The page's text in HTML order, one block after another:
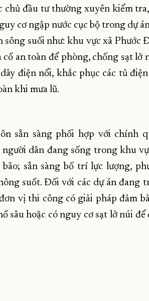
chủ đầu tư thường xuyên kiểm
cơ ngập nước cục bộ trong dự
sông suối như: khu vực xã Phước
an toàn để phòng, chống sạt lở
điện nổi, khắc phục các tủ
khi mưa lũ.
sẵn sàng phối hợp với chính
dân đang sống trong khu
sẵn sàng bố trí lực lượng,
suốt. Đối với các dự án đang
vị thi công có giải pháp đảm
sâu hoặc có nguy cơ sạt lở núi để